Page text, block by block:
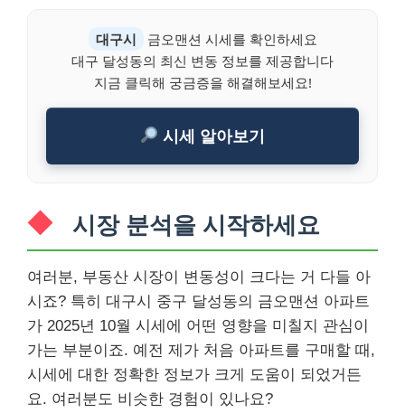
대구시
금오맨션 시세를 확인하세요
대구 달성동의 최신 변동 정보를 제공합니다
지금 클릭해 궁금증을 해결해보세요!
시세 알아보기
시장 분석을 시작하세요
여러분, 부동산 시장이 변동성이 크다는 거 다들 아
시죠? 특히 대구시 중구 달성동의 금오맨션 아파트
가 2025년 10월 시세에 어떤 영향을 미칠지 관심이
가는 부분이죠. 예전 제가 처음 아파트를 구매할 때,
시세에 대한 정확한 정보가 크게 도움이 되었거든
요. 여러분도 비슷한 경험이 있나요?